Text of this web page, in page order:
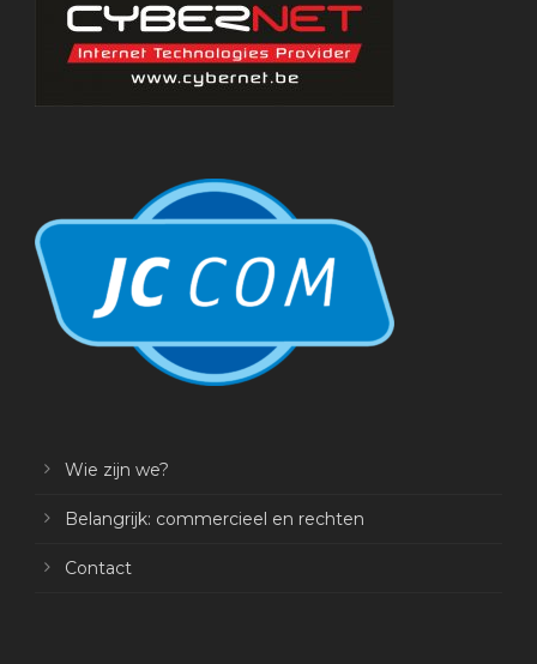
Wie zijn we?
Belangrijk: commercieel en rechten
Contact